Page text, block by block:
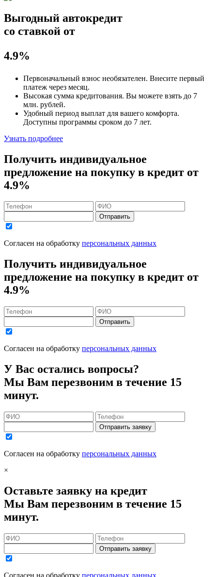
Выгодный автокредит
со ставкой от
4.9%
Первоначальный взнос необязателен. Внесите первый
платеж через месяц.
Высокая сумма кредитования. Вы можете взять до 7
млн. рублей.
Удобный период выплат для вашего комфорта.
Доступны программы сроком до 7 лет.
Узнать подробнее
Получить индивидуальное
предложение на покупку в кредит от
4.9%
Отправить
Согласен на обработку персональных данных
Получить индивидуальное
предложение на покупку в кредит от
4.9%
Отправить
Согласен на обработку персональных данных
У Вас остались вопросы?
Мы Вам перезвоним в течение 15
минут.
Отправить заявку
Согласен на обработку персональных данных
×
Оставьте заявку на кредит
Мы Вам перезвоним в течение 15
минут.
Отправить заявку
Согласен на обработку персональных данных